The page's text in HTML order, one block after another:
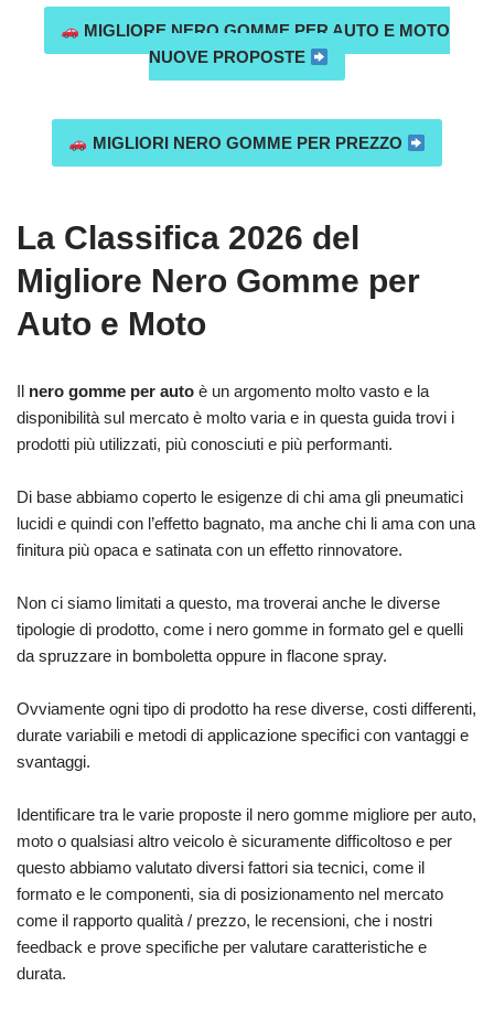
MIGLIORE NERO GOMME PER AUTO E MOTO
NUOVE PROPOSTE
MIGLIORI NERO GOMME PER PREZZO
La Classifica 2026 del
Migliore Nero Gomme per
Auto e Moto
Il nero gomme per auto è un argomento molto vasto e la
disponibilità sul mercato è molto varia e in questa guida trovi i
prodotti più utilizzati, più conosciuti e più performanti.
Di base abbiamo coperto le esigenze di chi ama gli pneumatici
lucidi e quindi con l’effetto bagnato, ma anche chi li ama con una
finitura più opaca e satinata con un effetto rinnovatore.
Non ci siamo limitati a questo, ma troverai anche le diverse
tipologie di prodotto, come i nero gomme in formato gel e quelli
da spruzzare in bomboletta oppure in flacone spray.
Ovviamente ogni tipo di prodotto ha rese diverse, costi differenti,
durate variabili e metodi di applicazione specifici con vantaggi e
svantaggi.
Identificare tra le varie proposte il nero gomme migliore per auto,
moto o qualsiasi altro veicolo è sicuramente difficoltoso e per
questo abbiamo valutato diversi fattori sia tecnici, come il
formato e le componenti, sia di posizionamento nel mercato
come il rapporto qualità / prezzo, le recensioni, che i nostri
feedback e prove specifiche per valutare caratteristiche e
durata.